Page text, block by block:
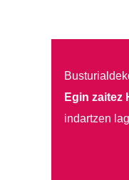
Egin zaitez
indartzen